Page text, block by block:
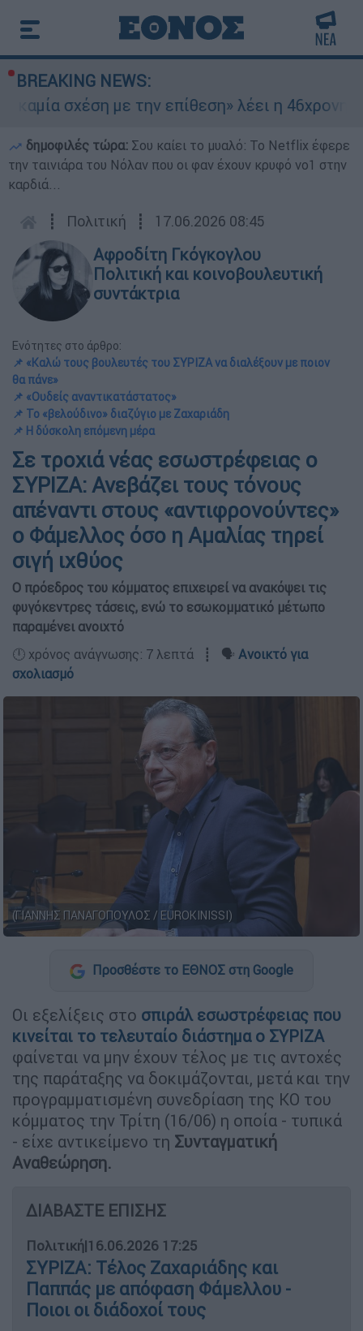
BREAKING NEWS:
σχέση με την επίθεση» λέει η 46χρονη - Τι
δημοφιλές τώρα: Σου καίει το μυαλό: Το Netflix έφερε
την ταινιάρα του Νόλαν που οι φαν έχουν κρυφό νο1 στην
καρδιά...
┋ Πολιτική ┋ 17.06.2026 08:45
Αφροδίτη Γκόγκογλου
Πολιτική και κοινοβουλευτική
συντάκτρια
Ενότητες στο άρθρο:
📌 «Καλώ τους βουλευτές του ΣΥΡΙΖΑ να διαλέξουν με ποιον
θα πάνε»
📌 «Ουδείς αναντικατάστατος»
📌 Το «βελούδινο» διαζύγιο με Ζαχαριάδη
📌 Η δύσκολη επόμενη μέρα
Σε τροχιά νέας εσωστρέφειας ο
ΣΥΡΙΖΑ: Ανεβάζει τους τόνους
απέναντι στους «αντιφρονούντες»
ο Φάμελλος όσο η Αμαλίας τηρεί
σιγή ιχθύος
Ο πρόεδρος του κόμματος επιχειρεί να ανακόψει τις
φυγόκεντρες τάσεις, ενώ το εσωκομματικό μέτωπο
παραμένει ανοιχτό
🕛 χρόνος ανάγνωσης: 7 λεπτά ┋ 🗣️ Ανοικτό για
σχολιασμό
(ΓΙΑΝΝΗΣ ΠΑΝΑΓΟΠΟΥΛΟΣ / EUROKINISSI)
Προσθέστε το ΕΘΝΟΣ στη Google
Οι εξελίξεις στο σπιράλ εσωστρέφειας που
κινείται το τελευταίο διάστημα ο ΣΥΡΙΖΑ
φαίνεται να μην έχουν τέλος με τις αντοχές
της παράταξης να δοκιμάζονται, μετά και την
προγραμματισμένη συνεδρίαση της ΚΟ του
κόμματος την Τρίτη (16/06) η οποία - τυπικά
- είχε αντικείμενο τη Συνταγματική
Αναθεώρηση.
ΔΙΑΒΑΣΤΕ ΕΠΙΣΗΣ
Πολιτική|16.06.2026 17:25
ΣΥΡΙΖΑ: Τέλος Ζαχαριάδης και
Παππάς με απόφαση Φάμελλου -
Ποιοι οι διάδοχοί τους